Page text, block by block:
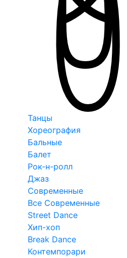
Танцы
Хореография
Бальные
Балет
Рок-н-ролл
Джаз
Современные
Все Современные
Street Dance
Хип-хоп
Break Dance
Контемпорари